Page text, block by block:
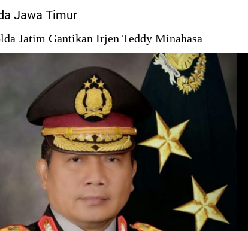
Jawa Timur
Jatim Gantikan Irjen Teddy Minahasa